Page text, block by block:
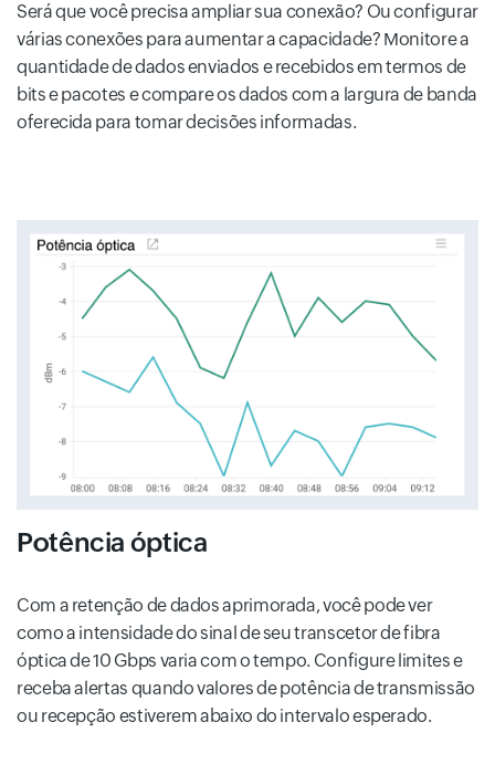
Será que você precisa ampliar sua conexão? Ou configurar
várias conexões para aumentar a capacidade? Monitore a
quantidade de dados enviados e recebidos em termos de
bits e pacotes e compare os dados com a largura de banda
oferecida para tomar decisões informadas.
Potência óptica
Com a retenção de dados aprimorada, você pode ver
como a intensidade do sinal de seu transcetor de fibra
óptica de 10 Gbps varia com o tempo. Configure limites e
receba alertas quando valores de potência de transmissão
ou recepção estiverem abaixo do intervalo esperado.